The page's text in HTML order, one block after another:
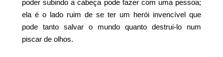
poder subindo a cabeça pode fazer com uma pessoa;
ela é o lado ruim de se ter um herói invencível que
pode tanto salvar o mundo quanto destrui-lo num
piscar de olhos.